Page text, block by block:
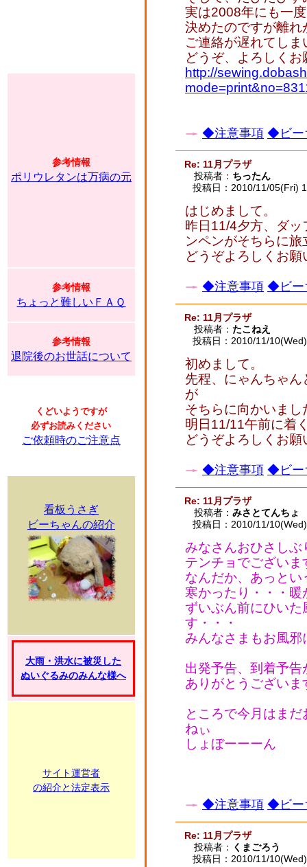
参考情報
ポリウレタンは万病の元
参考情報
ちょっと難しいＦＡＱ
参考情報
退院後のお世話について
くどいようですが
必ずお読みください
ご依頼時のご注意点
看板うさぎ
ビーちゃんの紹介
大雨・洪水に被災した
ぬいぐるみのみんな様へ
サイト運営者
の紹介と法定表示
実は2008年にも一
決めたのですが離
ご連絡が遅れてしま
どうぞ、よろしく
http://
◆注意事項 ◆ビー
Re: 11月プラザ
投稿者： ちったん
投稿日：2010/11/05(Fri)
はじめまして。
昨日11/4夕方、ダ
ンペンがそちらに旅
どうぞよろしくお
◆注意事項 ◆ビー
Re: 11月プラザ
投稿者： たこねえ
投稿日：2010/11/
初めまして。
先程、にゃんちゃ
が
そちらに向かいまし
明日11/11午前に着
どうぞよろしくお
◆注意事項 ◆ビー
Re: 11月プラザ
投稿者： みさとてんちょ
投稿日：2010/11/
みなさんおひさしぶ
テンチョでございま
なんだか、あっと
寒かったり・・・
ずいぶん前にひい
す・・・
みんなさまもお風
出発予告、到着予
ありがとうございま
ところで今月はま
ねぃ
しょぼーーーん
◆注意事項 ◆ビー
Re: 11月プラザ
投稿者： くまごろう
投稿日：2010/11/